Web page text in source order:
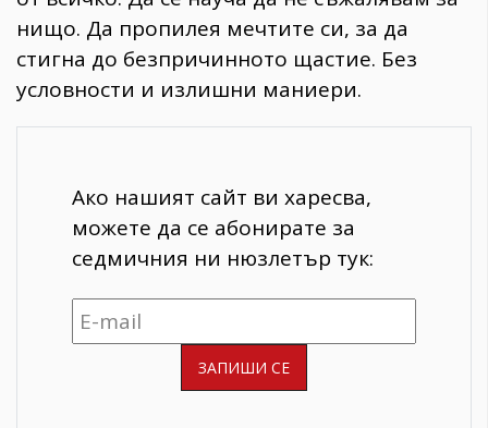
нищо. Да пропилея мечтите си, за да
стигна до безпричинното щастие. Без
условности и излишни маниери.
Ако нашият сайт ви харесва,
можете да се абонирате за
седмичния ни нюзлетър тук: